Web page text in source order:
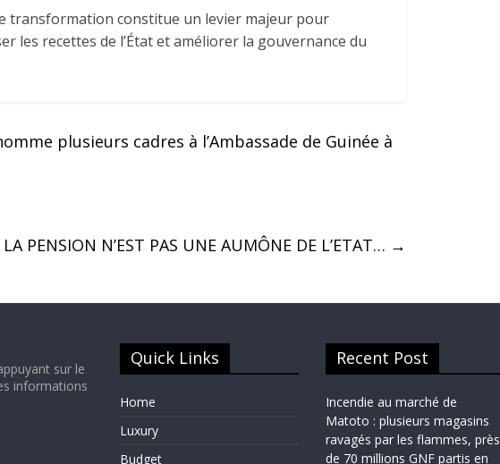
transformation constitue un levier majeur pour
les recettes de l’État et améliorer la gouvernance du
plusieurs cadres à l’Ambassade de Guinée à
LA PENSION N’EST PAS UNE AUMÔNE DE L’ETAT… →
sur le
informations
Quick Links
Home
Luxury
Budget
Recent Post
Incendie au marché de
Matoto : plusieurs magasins
ravagés par les flammes, près
de 70 millions GNF partis en